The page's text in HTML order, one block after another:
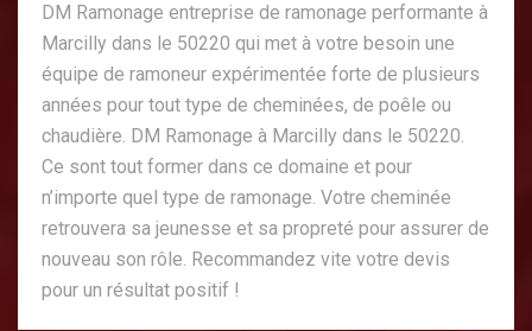
DM Ramonage entreprise de ramonage performante à
Marcilly dans le 50220 qui met à votre besoin une
équipe de ramoneur expérimentée forte de plusieurs
années pour tout type de cheminées, de poêle ou
chaudière. DM Ramonage à Marcilly dans le 50220.
Ce sont tout former dans ce domaine et pour
n’importe quel type de ramonage. Votre cheminée
retrouvera sa jeunesse et sa propreté pour assurer de
nouveau son rôle. Recommandez vite votre devis
pour un résultat positif !